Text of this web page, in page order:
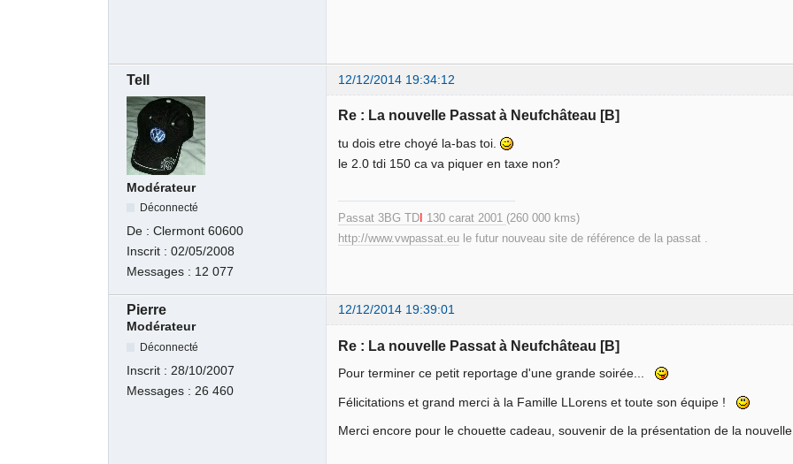
Tell 12/12/2014 19:34:12
Modérateur
Déconnecté
De :Clermont 60600
Inscrit :02/05/2008
Messages : 12 077
Re : La nouvelle Passat à Neufchâteau [B]
tu dois etre choyé la-bas toi.
le 2.0 tdi 150 ca va piquer en taxe non?
Passat 3BG TD 130 carat 2001 (260 000 kms)
http://www.vwpassat.eu le futur nouveau site de référence de la passat .
Pierre
12/12/2014 19:39:01
Modérateur
Déconnecté
Inscrit : 28/10/2007
Messages : 26 460
Re : La nouvelle Passat à Neufchâteau [B]
Pour terminer ce petit reportage d'une grande soirée...
Félicitations et grand merci à la Famille LLorens et toute son équipe !
Merci encore pour le chouette cadeau, souvenir de la présentation de la